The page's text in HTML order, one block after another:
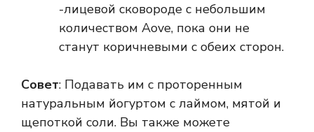
-лицевой сковороде с небольшим
количеством Aove, пока они не
станут коричневыми с обеих сторон.
Совет: Подавать им с проторенным
натуральным йогуртом с лаймом, мятой и
щепоткой соли. Вы также можете